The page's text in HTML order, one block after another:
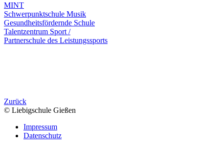
MINT
Schwerpunktschule Musik
Gesundheitsfördernde Schule
Talentzentrum Sport /
Partnerschule des Leistungssports
Zurück
© Liebigschule Gießen
Impressum
Datenschutz